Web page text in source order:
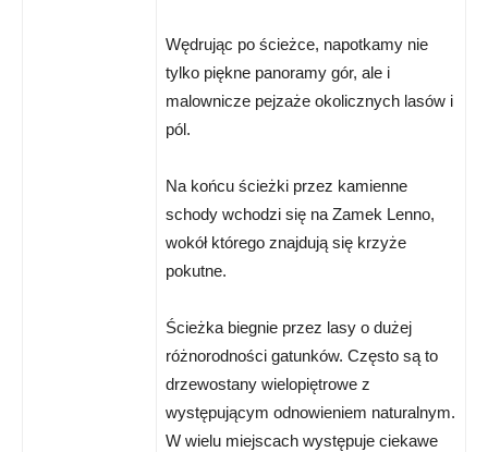
Wędrując po ścieżce, napotkamy nie
tylko piękne panoramy gór, ale i
malownicze pejzaże okolicznych lasów i
pól.
Na końcu ścieżki przez kamienne
schody wchodzi się na Zamek Lenno,
wokół którego znajdują się krzyże
pokutne.
Ścieżka biegnie przez lasy o dużej
różnorodności gatunków. Często są to
drzewostany wielopiętrowe z
występującym odnowieniem naturalnym.
W wielu miejscach występuje ciekawe